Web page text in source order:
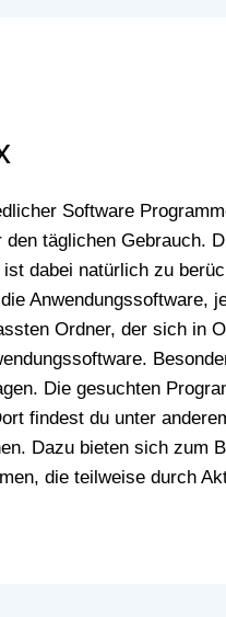
täglichen Gebrauch.
dabei natürlich zu
Anwendungssoftware,
Ordner, der sich
Die gesuchten
findest du unter
Dazu bieten sich zum
die teilweise durch